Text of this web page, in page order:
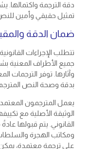
دقة الترجمة واكتمالها.
تمثيل حقيقي وأمين
ضمان الدقة
تتطلب الإجراءات
جميع الأطراف المعنية
وآثارها. توفر الترجمات
بدقة وصحة النص
يعمل المترجمون
الوثيقة الأصلية مع
القانوني. يتم قبولها
ومكاتب الهجرة
على ترجمة معتمدة، يمكن